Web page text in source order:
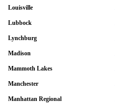
Louisville
Lubbock
Lynchburg
Madison
Mammoth Lakes
Manchester
Manhattan Regional